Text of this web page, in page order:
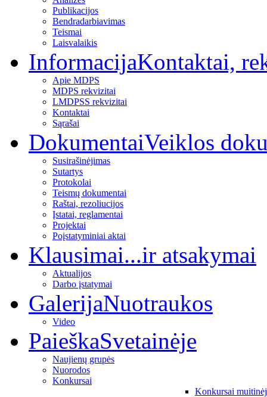
Publikacijos
Bendradarbiavimas
Teismai
Laisvalaikis
InformacijaKontaktai,
Apie MDPS
MDPS rekvizitai
LMDPSS rekvizitai
Kontaktai
Sąrašai
DokumentaiVeiklos
Susirašinėjimas
Sutartys
Protokolai
Teismų dokumentai
Raštai, rezoliucijos
Įstatai, reglamentai
Projektai
Poįstatyminiai aktai
Klausimai...ir atsakymai
Aktualijos
Darbo įstatymai
GalerijaNuotraukos
Video
PaieškaSvetainėje
Naujienų grupės
Nuorodos
Konkursai
Konkursai